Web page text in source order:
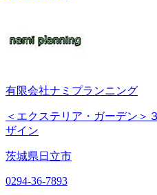
有限会社ナミプランニング
＜エクステリア・ガーデン＞
ザイン
茨城県日立市
0294-36-7893